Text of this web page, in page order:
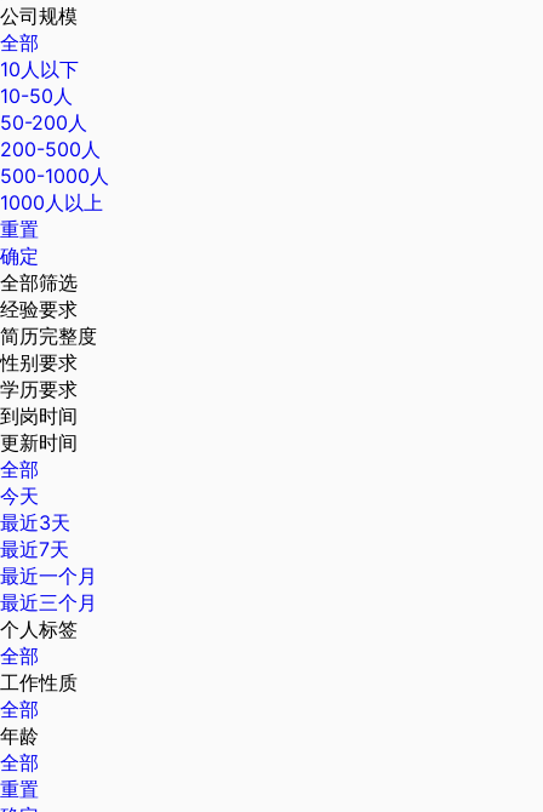
公司规模
全部
10人以下
10-50人
50-200人
200-500人
500-1000人
1000人以上
重置
确定
全部筛选
经验要求
简历完整度
性别要求
学历要求
到岗时间
更新时间
全部
今天
最近3天
最近7天
最近一个月
最近三个月
个人标签
全部
工作性质
全部
年龄
全部
重置